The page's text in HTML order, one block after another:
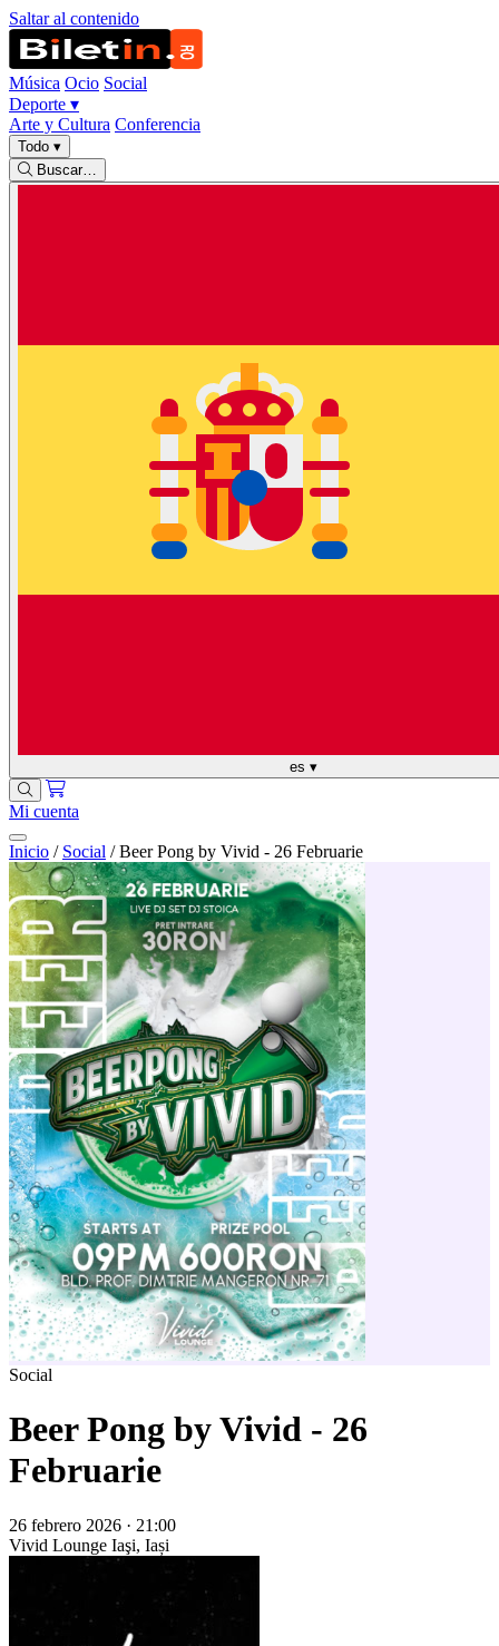
Saltar al contenido
Música Ocio Social
Deporte ▾
Arte y Cultura Conferencia
Todo ▾
Buscar…
es ▾
Mi cuenta
Inicio / Social / Beer Pong by Vivid - 26 Februarie
Social
Beer Pong by Vivid - 26
Februarie
26 febrero 2026 · 21:00
Vivid Lounge Iaşi, Iași